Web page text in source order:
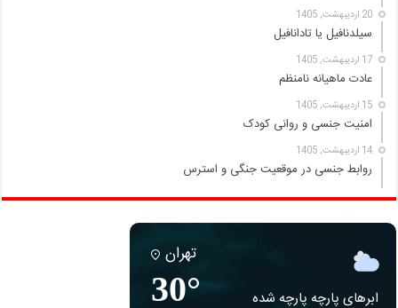
20 اردیبهشت, 1405
سیلدنافیل یا تادانافیل
17 اردیبهشت, 1405
عادت ماهیانه نامنظم
15 اردیبهشت, 1405
امنیت جنسی و روانی کودک
14 اردیبهشت, 1405
روابط جنسی در موقعیت جنگی و استرس
تهران
30° ابرهای پارچه پارچه شده